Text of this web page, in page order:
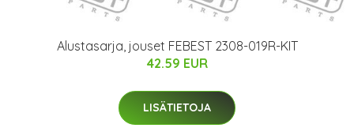
Alustasarja, jouset FEBEST 2308-019R-KIT
42.59 EUR
LISÄTIETOJA